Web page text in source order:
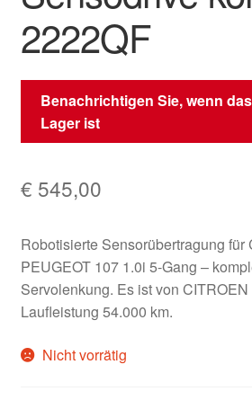
2222QF
Benachrichtigen Sie, wenn
Lager ist
€ 545,00
Robotisierte Sensorübertragung für
PEUGEOT 107 1.0i 5-Gang –
Servolenkung. Es ist von
Laufleistung 54.000 km.
Nicht vorrätig